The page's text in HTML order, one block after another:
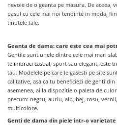
Cizme dama piele
Ultima Pereche Dama
Epica
Guban
Otter
Prego
nevoie de o geanta pe masura. De aceea,
pasul cu cele mai noi tendinte in moda,
tinutele tale.
Geanta de dama: care este cea mai
Gentile sunt unele dintre cele mai mari
te imbraci casual, sport sau elegant, este
tau. Modelele pe care le gasesti pe site
calitative, asa ca tu beneficiezi de genti
asemenea, ai la dispozitie o paleta de
precum: negru, auriu, alb, bej, rosu,
multicolore.
Genti de dama din piele intr-o